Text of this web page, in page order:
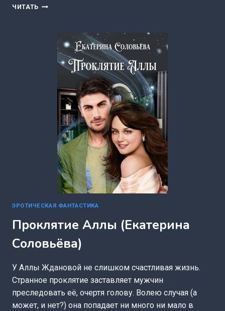
ЧИТАТЬ НЕДОТРОГА
ДРУЖИНИНА)
ЭРОТИЧЕСКАЯ ФАНТАСТИКА
Проклятие Аллы (Екатерина
Соловьёва)
У Аллы Ждановой не слишком счастливая жизнь.
Странное проклятие заставляет мужчин
преследовать её, очертя голову. Волею случая (а
может, и нет?) она попадает ни много ни мало в